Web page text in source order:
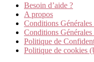
Besoin d’aide ?
A propos
Conditions
Conditions Générales
Politique de
Politique de cookies